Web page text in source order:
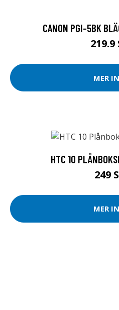
CANON PGI-5BK
219.9
MER
HTC 10
249
MER